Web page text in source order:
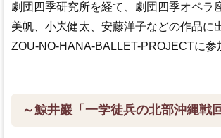
劇団四季研究所を経て、劇団四季オペラ
美帆、小㞥健太、安藤洋子などの作品に
ZOU-NO-HANA-BALLET-PROJECTに参
～鯨井巖「一学徒兵の北部沖縄戦